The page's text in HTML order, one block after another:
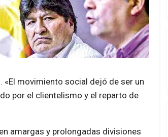
«El movimiento social dejó de ser un
por el clientelismo y el reparto de
amargas y prolongadas divisiones